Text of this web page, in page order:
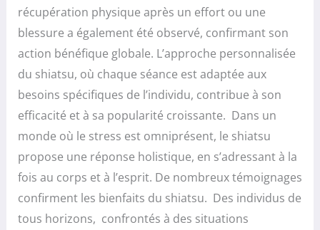
récupération physique après un effort ou une
blessure a également été observé, confirmant son
action bénéfique globale. L’approche personnalisée
du shiatsu, où chaque séance est adaptée aux
besoins spécifiques de l’individu, contribue à son
efficacité et à sa popularité croissante. Dans un
monde où le stress est omniprésent, le shiatsu
propose une réponse holistique, en s’adressant à la
fois au corps et à l’esprit. De nombreux témoignages
confirment les bienfaits du shiatsu. Des individus de
tous horizons, confrontés à des situations